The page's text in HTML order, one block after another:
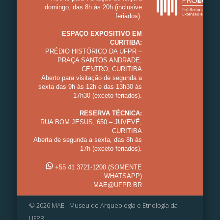
domingo, das 8h às 20h (inclusive
feriados).
ESPAÇO EXPOSITIVO EM
CURITIBA:
PRÉDIO HISTÓRICO DA UFPR –
PRAÇA SANTOS ANDRADE,
CENTRO, CURITIBA
Aberto para visitação de segunda a
sexta das 9h às 12h e das 13h30 às
17h30 (exceto feriados).
RESERVA TÉCNICA:
RUA BOM JESUS, 650 – JUVEVÊ,
CURITIBA
Aberta de segunda a sexta, das 8h às
17h (exceto feriados).
+55 41 3721-1200 (SOMENTE
WHATSAPP)
MAE@UFPR.BR
© 2026 MAE - Museu de Arqueologia e Etnologia da
UFPR